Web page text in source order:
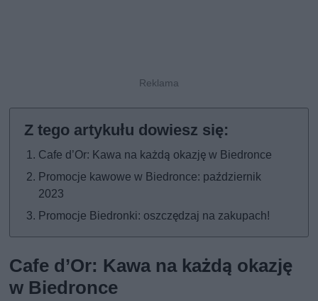
Cafe d’Or: Kawa na każdą okazję w Biedronce
Promocje kawowe w Biedronce: październik
2023
Promocje Biedronki: oszczędzaj na zakupach!
Cafe d’Or: Kawa na każdą okazję
w Biedronce